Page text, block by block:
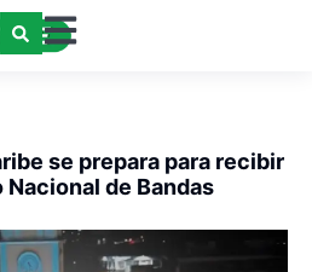
se prepara para recibir
de Bandas